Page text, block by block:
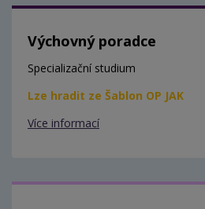
Výchovný poradce
Specializační studium
Lze hradit ze Šablon OP JAK
Více informací